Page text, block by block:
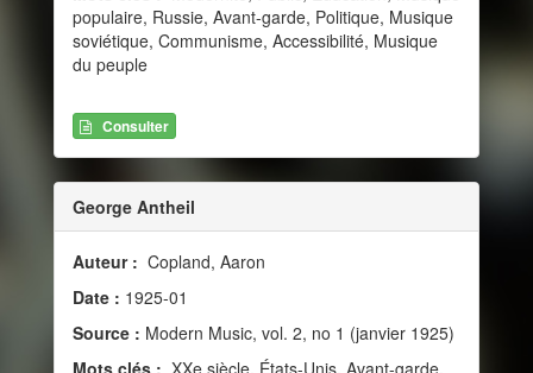
populaire, Russie, Avant-garde, Politique, Musique
soviétique, Communisme, Accessibilité, Musique
du peuple
Consulter
George Antheil
Auteur : Copland, Aaron
Date : 1925-01
Source : Modern Music, vol. 2, no 1 (janvier 1925)